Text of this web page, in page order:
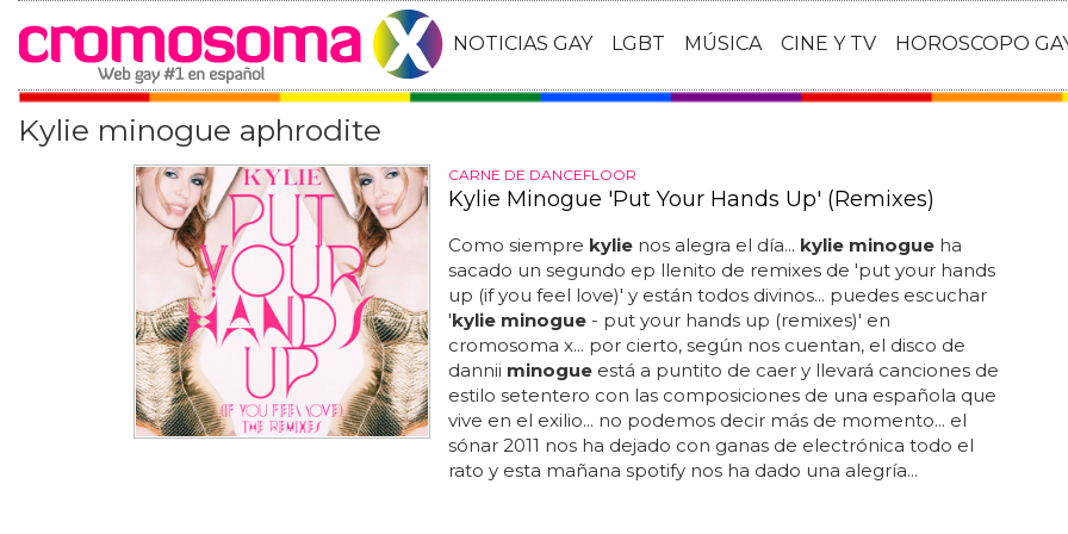
NOTICIAS GAY LGBT MÚSICA CINE Y TV HOROSCOPO
Kylie minogue aphrodite
CARNE DE DANCEFLOOR
Kylie Minogue 'Put Your Hands Up' (Remixes)
Como siempre kylienos alegra el día... kylie minogueha
sacado un segundo ep llenito de remixes de 'put your hands
up (if you feel love)' y están todos divinos... puedes escuchar
'kylie minogue- put your hands up (remixes)' en
cromosoma x... por cierto, según nos cuentan, el disco de
dannii minogueestá a puntito de caer y llevará canciones de
estilo setentero con las composiciones de una española que
vive en el exilio... no podemos decir más de momento... el
sónar 2011 nos ha dejado con ganas de electrónica todo el
rato y esta mañana spotify nos ha dado una alegría...